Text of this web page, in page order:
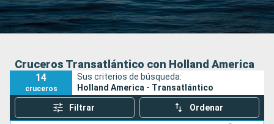
Puertos Compañías
Cruceros Transatlántico con Holland America
14
cruceros
Sus criterios de búsqueda:
Holland America - Transatlántico
Filtrar Ordenar